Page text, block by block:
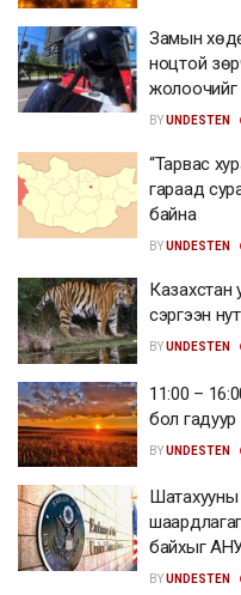
Замын
ноцтой
BYUNDESTEN
“Тарвас
гараад
байна
BYUNDESTEN
Казахстан
сэргээн
BYUNDESTEN
11:00 –
бол гадуур
BYUNDESTEN
байхыг
BYUNDESTEN